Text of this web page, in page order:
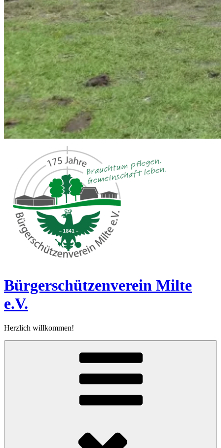
Bürgerschützen­verein Milte
e.V.
Herzlich willkommen!